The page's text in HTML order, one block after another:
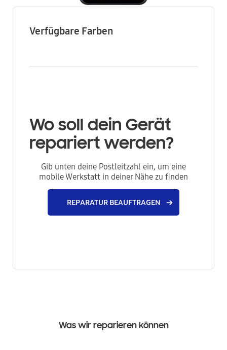
Verfügbare Farben
Wo soll dein Gerät
repariert werden?
Gib unten deine Postleitzahl ein, um eine
mobile Werkstatt in deiner Nähe zu finden
REPARATUR BEAUFTRAGEN
Was wir reparieren können